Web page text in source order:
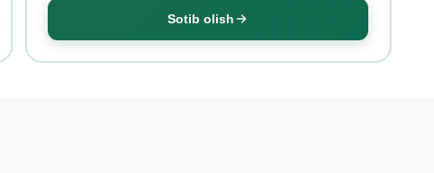
Sotib olish